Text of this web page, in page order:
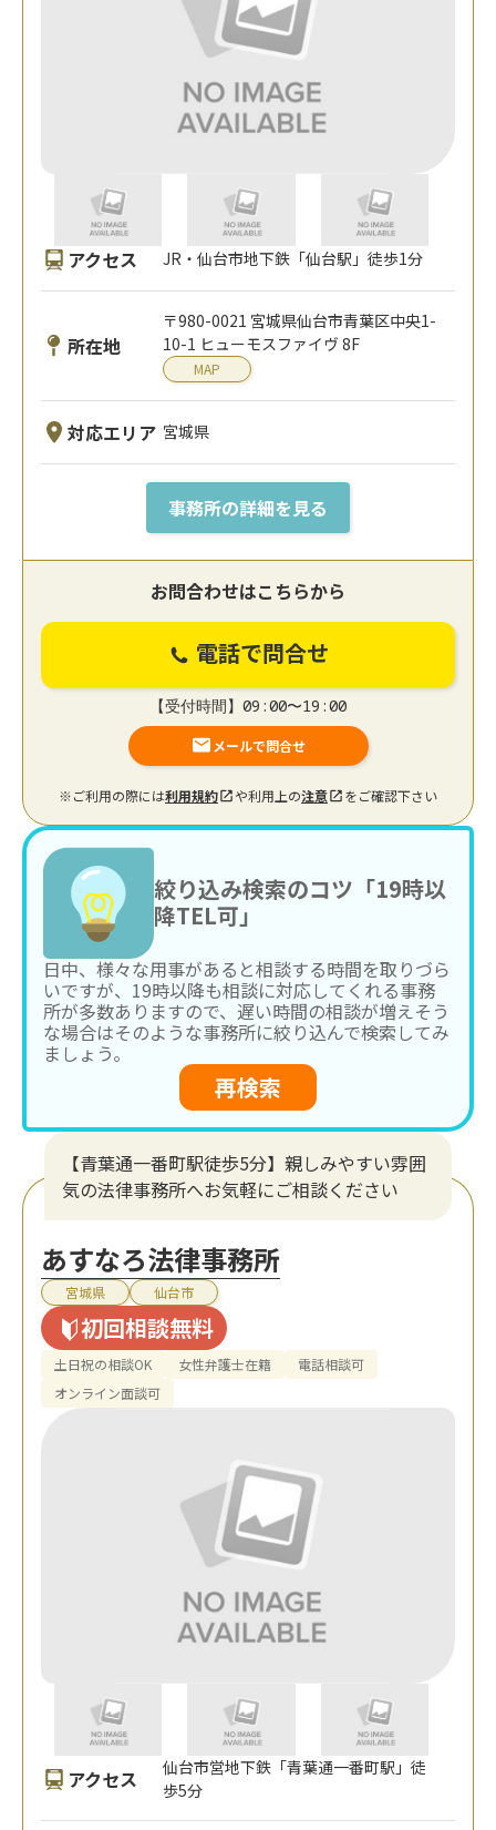
アクセス JR・仙台市地下鉄「仙台駅」徒歩1分
所在地
〒980-0021 宮城県仙台市青葉区中央1-
10-1 ヒューモスファイヴ 8F
MAP
対応エリア 宮城県
事務所の詳細を見る
お問合わせはこちらから
電話で問合せ
【受付時間】09:00〜19:00
メールで問合せ
※ご利用の際には利用規約 や利用上の注意 をご確認下さい
絞り込み検索のコツ「19時以
降TEL可」
日中、様々な用事があると相談する時間を取りづら
いですが、19時以降も相談に対応してくれる事務
所が多数ありますので、遅い時間の相談が増えそう
な場合はそのような事務所に絞り込んで検索してみ
ましょう。
再検索
【青葉通一番町駅徒歩5分】親しみやすい雰囲
気の法律事務所へお気軽にご相談ください
あすなろ法律事務所
宮城県 仙台市
初回相談無料
土日祝の相談OK 女性弁護士在籍
電話相談可
オンライン面談可
アクセス
仙台市営地下鉄「青葉通一番町駅」徒
歩5分